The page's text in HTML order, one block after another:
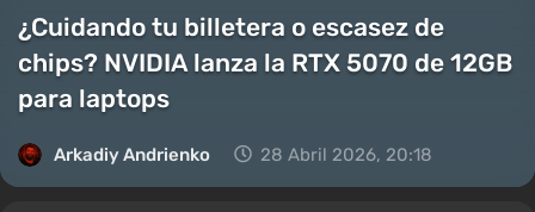
¿Cuidando tu billetera o escasez de
chips? NVIDIA lanza la RTX 5070 de 12GB
para laptops
Arkadiy Andrienko 28 Abril 2026, 20:18